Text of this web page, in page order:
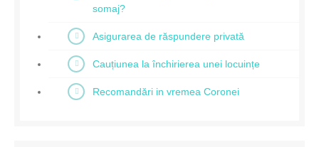
somaj?
Asigurarea de răspundere privată
Cauțiunea la închirierea unei locuințe
Recomandări in vremea Coronei